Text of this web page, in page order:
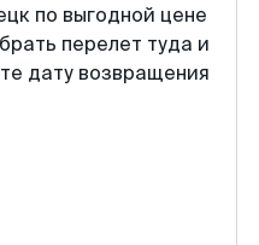
по выгодной цене
перелет туда и
дату возвращения